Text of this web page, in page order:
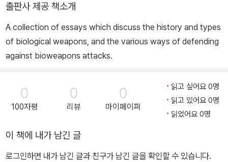
출판사 제공 책소개
A collection of essays which discuss the history and types
of biological weapons, and the various ways of defending
against bioweapons attacks.
0
100자평
0
리뷰
0
마이페이퍼
읽고 싶어요 0명
읽고 있어요 0명
읽었어요 0명
이 책에 내가 남긴 글
로그인하면 내가 남긴 글과 친구가 남긴 글을 확인할 수 있습니다.